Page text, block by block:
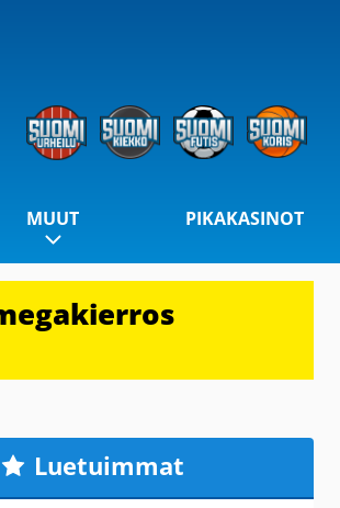
MUUT PIKAKASINOT
Luetuimmat